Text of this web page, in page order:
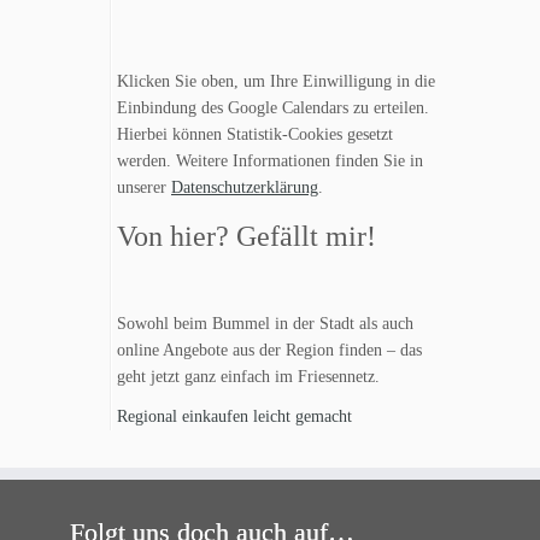
Klicken Sie oben, um Ihre Einwilligung in die
Einbindung des Google Calendars zu erteilen.
Hierbei können Statistik-Cookies gesetzt
werden. Weitere Informationen finden Sie in
unserer Datenschutzerklärung.
Von hier? Gefällt mir!
Sowohl beim Bummel in der Stadt als auch
online Angebote aus der Region finden – das
geht jetzt ganz einfach im Friesennetz.
Regional einkaufen leicht gemacht
Folgt uns doch auch auf…